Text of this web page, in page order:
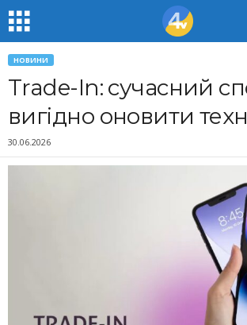
НОВИНИ
Trade-In: сучасний
вигідно оновити
30.06.2026